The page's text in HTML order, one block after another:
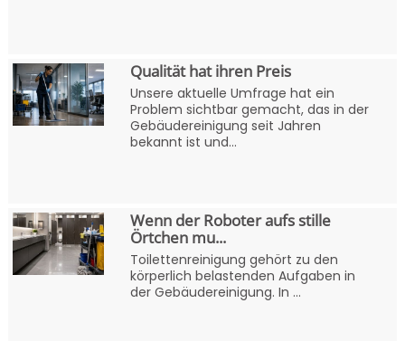
Qualität hat ihren Preis
Unsere aktuelle Umfrage hat ein
Problem sichtbar gemacht, das in der
Gebäudereinigung seit Jahren
bekannt ist und...
Wenn der Roboter aufs stille
Örtchen mu...
Toilettenreinigung gehört zu den
körperlich belastenden Aufgaben in
der Gebäudereinigung. In ...